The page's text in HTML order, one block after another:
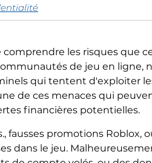
les risques que
de jeu en ligne,
qui tentent d'exploiter
de ces menaces qui
financières potentielles.
fausses promotions Roblox,
dans le jeu.